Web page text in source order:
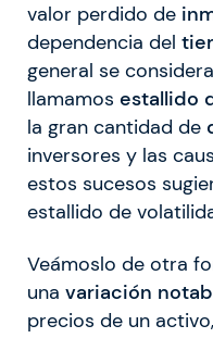
valor perdido de
dependencia del
general se
llamamos estallido
la gran cantidad de
inversores y las
estos sucesos
estallido de
Veámoslo de otra
una variación
precios de un